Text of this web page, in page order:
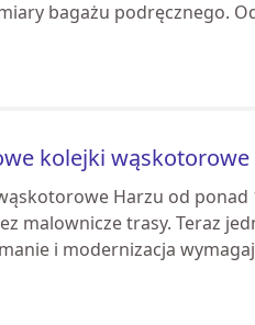
bagażu podręcznego.
kolejki
Harzu od
malownicze trasy. Teraz
i modernizacja